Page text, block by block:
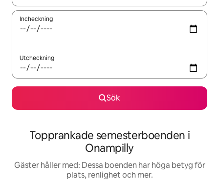
Incheckning
Utcheckning
Sök
Topprankade semesterboenden i
Onampilly
Gäster håller med: Dessa boenden har höga betyg för
plats, renlighet och mer.